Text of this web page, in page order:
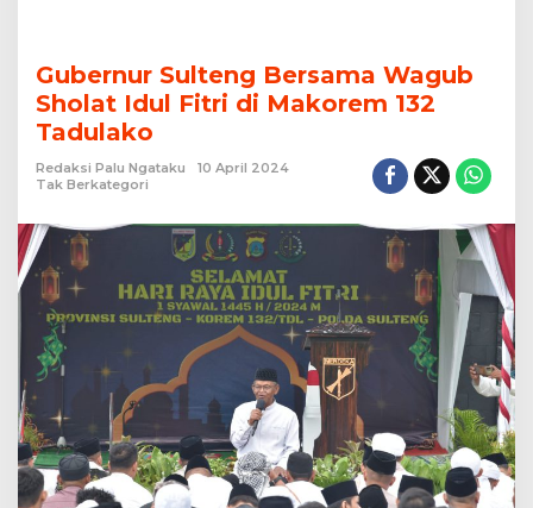
Gubernur Sulteng Bersama Wagub
Sholat Idul Fitri di Makorem 132
Tadulako
Redaksi Palu Ngataku
10 April 2024
Tak Berkategori